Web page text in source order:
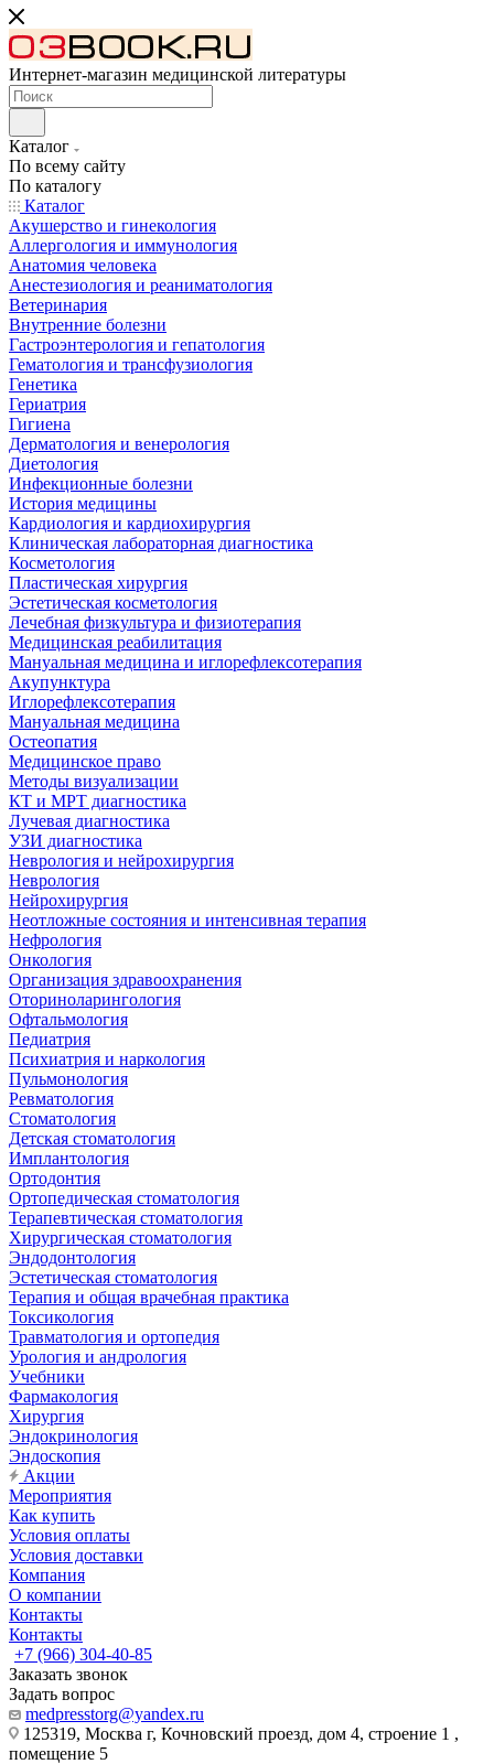
Интернет-магазин медицинской литературы
Каталог
По всему сайту
По каталогу
Каталог
Акушерство и гинекология
Аллергология и иммунология
Анатомия человека
Анестезиология и реаниматология
Ветеринария
Внутренние болезни
Гастроэнтерология и гепатология
Гематология и трансфузиология
Генетика
Гериатрия
Гигиена
Дерматология и венерология
Диетология
Инфекционные болезни
История медицины
Кардиология и кардиохирургия
Клиническая лабораторная диагностика
Косметология
Пластическая хирургия
Эстетическая косметология
Лечебная физкультура и физиотерапия
Медицинская реабилитация
Мануальная медицина и иглорефлексотерапия
Акупунктура
Иглорефлексотерапия
Мануальная медицина
Остеопатия
Медицинское право
Методы визуализации
КТ и МРТ диагностика
Лучевая диагностика
УЗИ диагностика
Неврология и нейрохирургия
Неврология
Нейрохирургия
Неотложные состояния и интенсивная терапия
Нефрология
Онкология
Организация здравоохранения
Оториноларингология
Офтальмология
Педиатрия
Психиатрия и наркология
Пульмонология
Ревматология
Стоматология
Детская стоматология
Имплантология
Ортодонтия
Ортопедическая стоматология
Терапевтическая стоматология
Хирургическая стоматология
Эндодонтология
Эстетическая стоматология
Терапия и общая врачебная практика
Токсикология
Травматология и ортопедия
Урология и андрология
Учебники
Фармакология
Хирургия
Эндокринология
Эндоскопия
Акции
Мероприятия
Как купить
Условия оплаты
Условия доставки
Компания
О компании
Контакты
Контакты
+7 (966) 304-40-85
Заказать звонок
Задать вопрос
medpresstorg@yandex.ru
125319, Москва г, Кочновский проезд, дом 4, строение 1 ,
помещение 5